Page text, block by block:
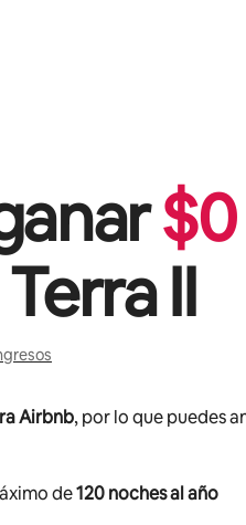
$0
II
Airbnb, por lo que puedes
de120 noches al año